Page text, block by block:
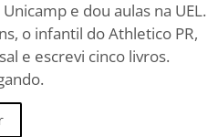
e dou aulas na UEL.
o infantil do Athletico PR,
e escrevi cinco livros.